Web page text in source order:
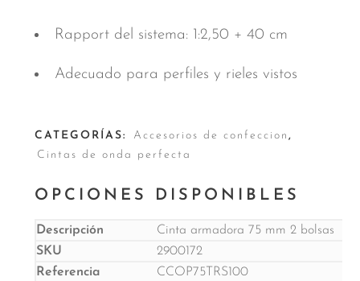
Rapport del sistema: 1:2,50 + 40 cm
Adecuado para perfiles y rieles vistos
CATEGORÍAS: Accesorios de confeccion ,
Cintas de onda perfecta
OPCIONES DISPONIBLES
Cinta armadora 75 mm 2 bolsas
2900172
CCOP75TRS100